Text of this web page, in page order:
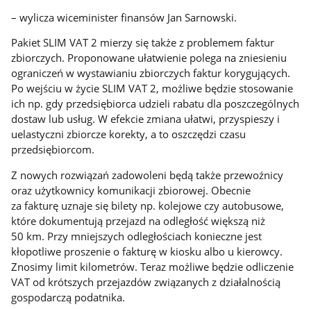
– wylicza wiceminister finansów Jan Sarnowski.
Pakiet SLIM VAT 2 mierzy się także z problemem faktur
zbiorczych. Proponowane ułatwienie polega na zniesieniu
ograniczeń w wystawianiu zbiorczych faktur korygujących.
Po wejściu w życie SLIM VAT 2, możliwe będzie stosowanie
ich np. gdy przedsiębiorca udzieli rabatu dla poszczególnych
dostaw lub usług. W efekcie zmiana ułatwi, przyspieszy i
uelastyczni zbiorcze korekty, a to oszczędzi czasu
przedsiębiorcom.
Z nowych rozwiązań zadowoleni będą także przewoźnicy
oraz użytkownicy komunikacji zbiorowej. Obecnie
za fakturę uznaje się bilety np. kolejowe czy autobusowe,
które dokumentują przejazd na odległość większą niż
50 km. Przy mniejszych odległościach konieczne jest
kłopotliwe proszenie o fakturę w kiosku albo u kierowcy.
Znosimy limit kilometrów. Teraz możliwe będzie odliczenie
VAT od krótszych przejazdów związanych z działalnością
gospodarczą podatnika.